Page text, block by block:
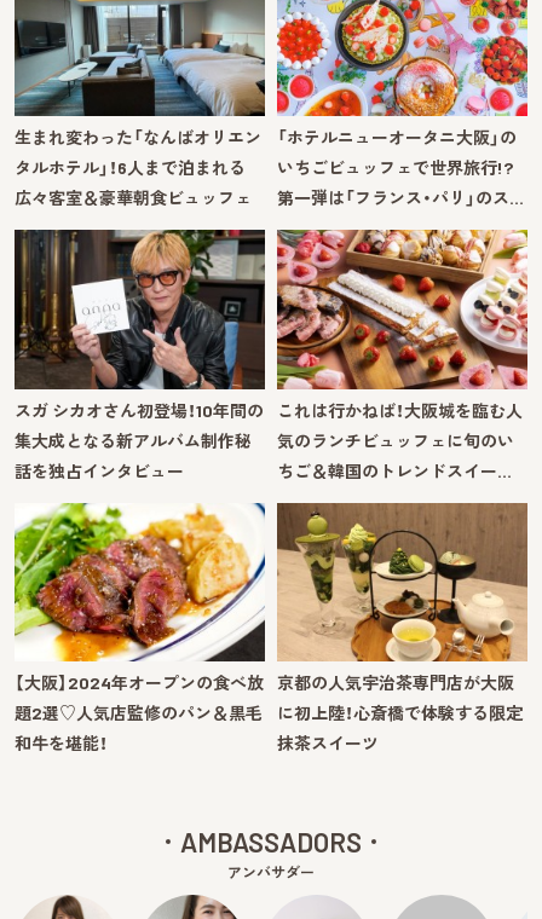
生まれ変わった「なんばオリエン
タルホテル」！6人まで泊まれる
広々客室＆豪華朝食ビュッフェ
「ホテルニューオータニ大阪」の
いちごビュッフェで世界旅行!?
第一弾は「フランス・パリ」のス…
スガ シカオさん初登場！10年間の
集大成となる新アルバム制作秘
話を独占インタビュー
これは行かねば！大阪城を臨む人
気のランチビュッフェに旬のい
ちご＆韓国のトレンドスイー…
【大阪】2024年オープンの食べ放
題2選♡人気店監修のパン＆黒毛
和牛を堪能！
京都の人気宇治茶専門店が大阪
に初上陸！心斎橋で体験する限定
抹茶スイーツ
AMBASSADORS
アンバサダー